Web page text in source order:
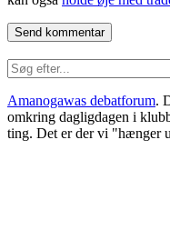
Søg
efter...
Amanogawas debatforum.
omkring dagligdagen i
ting. Det er der vi "hænger